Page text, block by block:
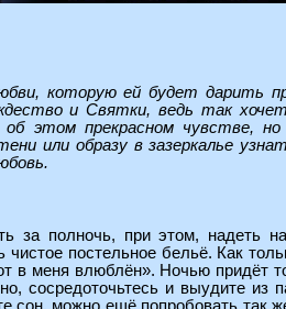
которую ей будет дарить
и Святки, ведь так
этом прекрасном чувстве,
или образу в зазеркалье
за полночь, при этом, надеть
чистое постельное бельё. Как
в меня влюблён». Ночью придёт
сосредоточьтесь и выудите из